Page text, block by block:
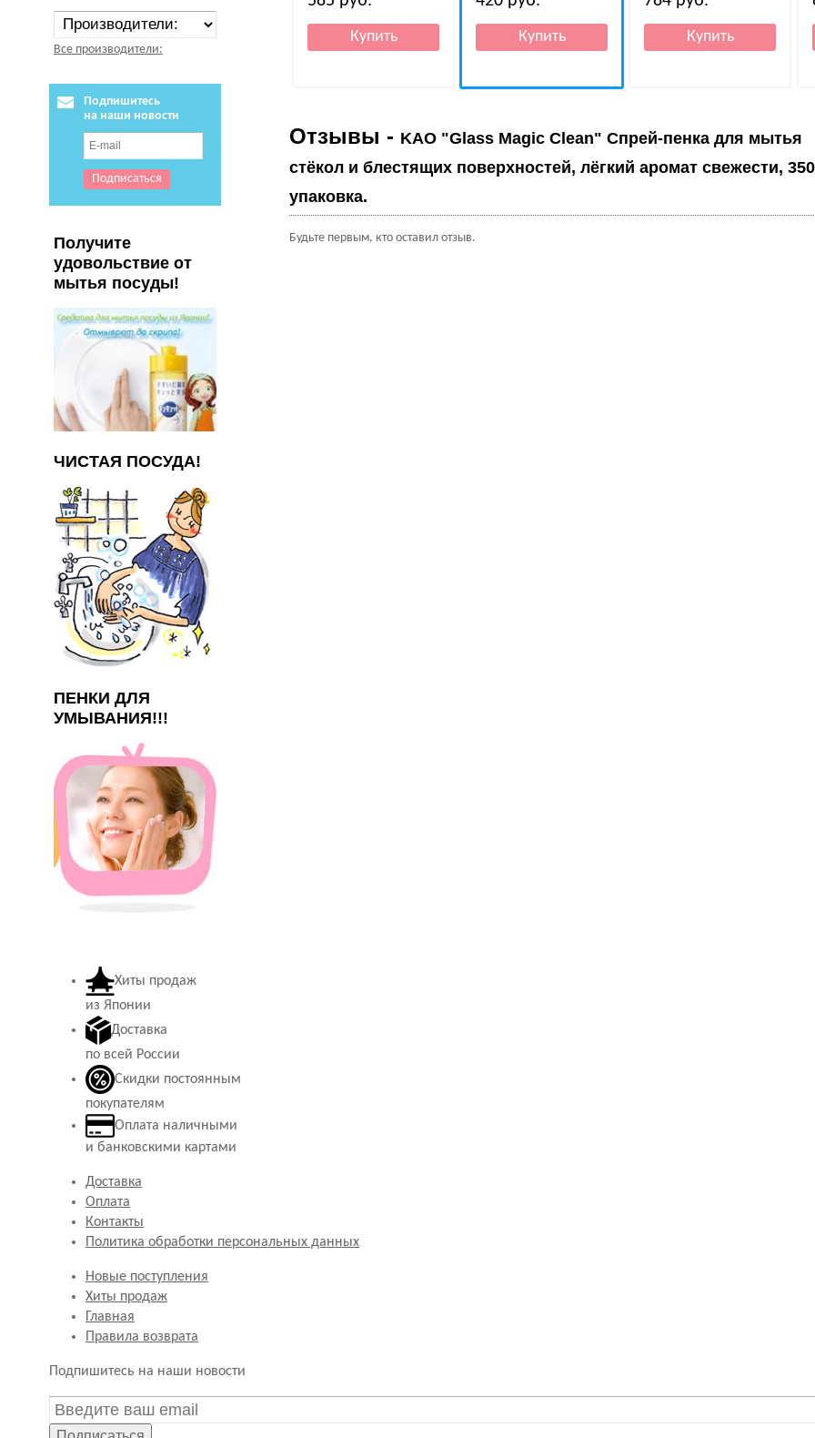
Все производители:
Подпишитесь
на наши новости
Получите
удовольствие от
мытья посуды!
ЧИСТАЯ ПОСУДА!
ПЕНКИ ДЛЯ
УМЫВАНИЯ!!!
Отзывы - KAO "Glass Magic Clean" Спрей-пенка для мытья
стёкол и блестящих поверхностей, лёгкий аромат свежести,
упаковка.
Будьте первым, кто оставил отзыв.
Хиты продаж
из Японии
Доставка
по всей России
Скидки постоянным
покупателям
Оплата наличными
и банковскими картами
Доставка
Оплата
Контакты
Политика обработки персональных данных
Новые поступления
Хиты продаж
Главная
Правила возврата
Подпишитесь на наши новости